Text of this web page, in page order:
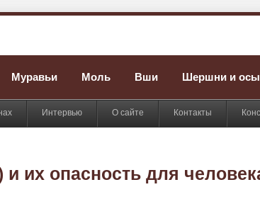
Муравьи Моль Вши Шершни и осы
Интервью О сайте Контакты
их опасность для